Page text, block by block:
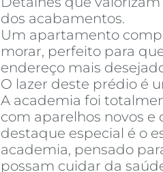
dos acabamentos.
Um apartamento
morar, perfeito para
endereço mais
O lazer deste prédio é
A academia foi
com aparelhos novos
destaque especial é o
academia, pensado
possam cuidar da